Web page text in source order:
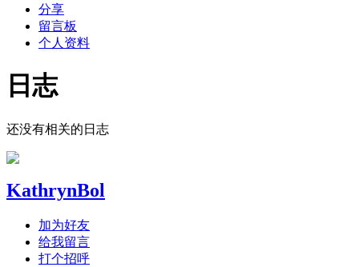
分享
留言板
个人资料
日志
还没有相关的日志
KathrynBol
加为好友
给我留言
打个招呼